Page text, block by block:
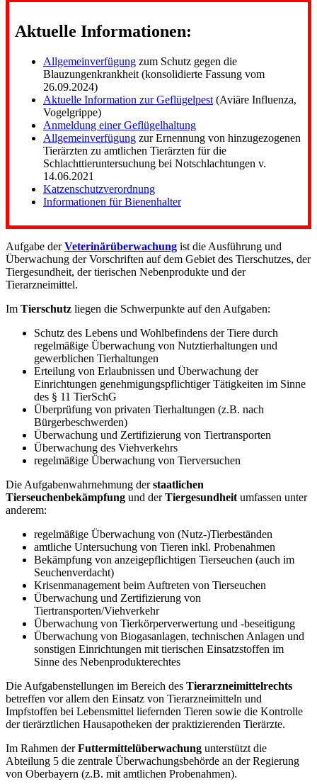
Aktuelle Informationen:
Allgemeinverfügung zum Schutz gegen die
Blauzungenkrankheit (konsolidierte Fassung vom
26.09.2024)
Aktuelle Information zur Geflügelpest (Aviäre Influenza,
Vogelgrippe)
Anmeldung einer Geflügelhaltung
Allgemeinverfügung zur Ernennung von hinzugezogenen
Tierärzten zu amtlichen Tierärzten für die
Schlachttieruntersuchung bei Notschlachtungen v.
14.06.2021
Katzenschutzverordnung
Informationen für Bienenhalter
Aufgabe derVeterinärüberwachung ist die Ausführung und
Überwachung der Vorschriften auf dem Gebiet des Tierschutzes, der
Tiergesundheit, der tierischen Nebenprodukte und der
Tierarzneimittel.
Im Tierschutz liegen die Schwerpunkte auf den Aufgaben:
Schutz des Lebens und Wohlbefindens der Tiere durch
regelmäßige Überwachung von Nutztierhaltungen und
gewerblichen Tierhaltungen
Erteilung von Erlaubnissen und Überwachung der
Einrichtungen genehmigungspflichtiger Tätigkeiten im Sinne
des § 11 TierSchG
Überprüfung von privaten Tierhaltungen (z.B. nach
Bürgerbeschwerden)
Überwachung und Zertifizierung von Tiertransporten
Überwachung des Viehverkehrs
regelmäßige Überwachung von Tierversuchen
Die Aufgabenwahrnehmung derstaatlichen
Tierseuchenbekämpfung und derTiergesundheit umfassen unter
anderem:
regelmäßige Überwachung von (Nutz-)Tierbeständen
amtliche Untersuchung von Tieren inkl. Probenahmen
Bekämpfung von anzeigepflichtigen Tierseuchen (auch im
Seuchenverdacht)
Krisenmanagement beim Auftreten von Tierseuchen
Überwachung und Zertifizierung von
Tiertransporten/Viehverkehr
Überwachung von Tierkörperverwertung und -beseitigung
Überwachung von Biogasanlagen, technischen Anlagen und
sonstigen Einrichtungen mit tierischen Einsatzstoffen im
Sinne des Nebenprodukterechtes
Die Aufgabenstellungen im Bereich des Tierarzneimittelrechts
betreffen vor allem den Einsatz von Tierarzneimitteln und
Impfstoffen bei Lebensmittel liefernden Tieren sowie die Kontrolle
der tierärztlichen Hausapotheken der praktizierenden Tierärzte.
Im Rahmen derFuttermittelüberwachung unterstützt die
Abteilung 5 die zentrale Überwachungsbehörde an der Regierung
von Oberbayern (z.B. mit amtlichen Probenahmen).